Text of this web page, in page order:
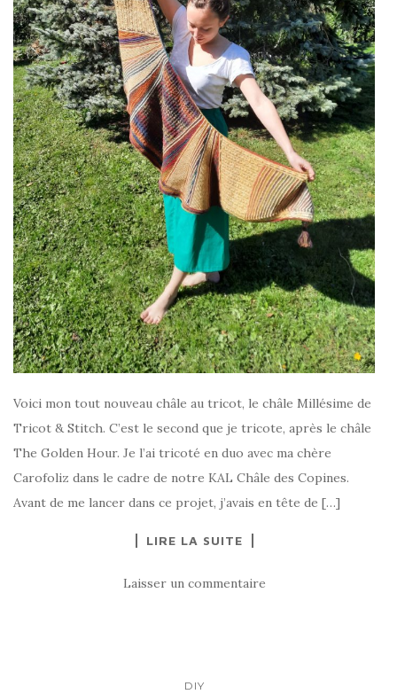
Voici mon tout nouveau châle au tricot, le châle Millésime de
Tricot & Stitch. C’est le second que je tricote, après le châle
The Golden Hour. Je l’ai tricoté en duo avec ma chère
Carofoliz dans le cadre de notre KAL Châle des Copines.
Avant de me lancer dans ce projet, j’avais en tête de […]
LIRE LA SUITE
Laisser un commentaire
DIY